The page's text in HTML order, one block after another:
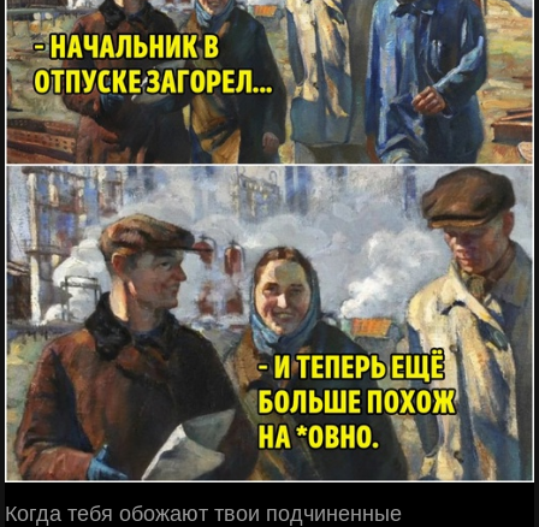
Когда тебя обожают твои подчиненные